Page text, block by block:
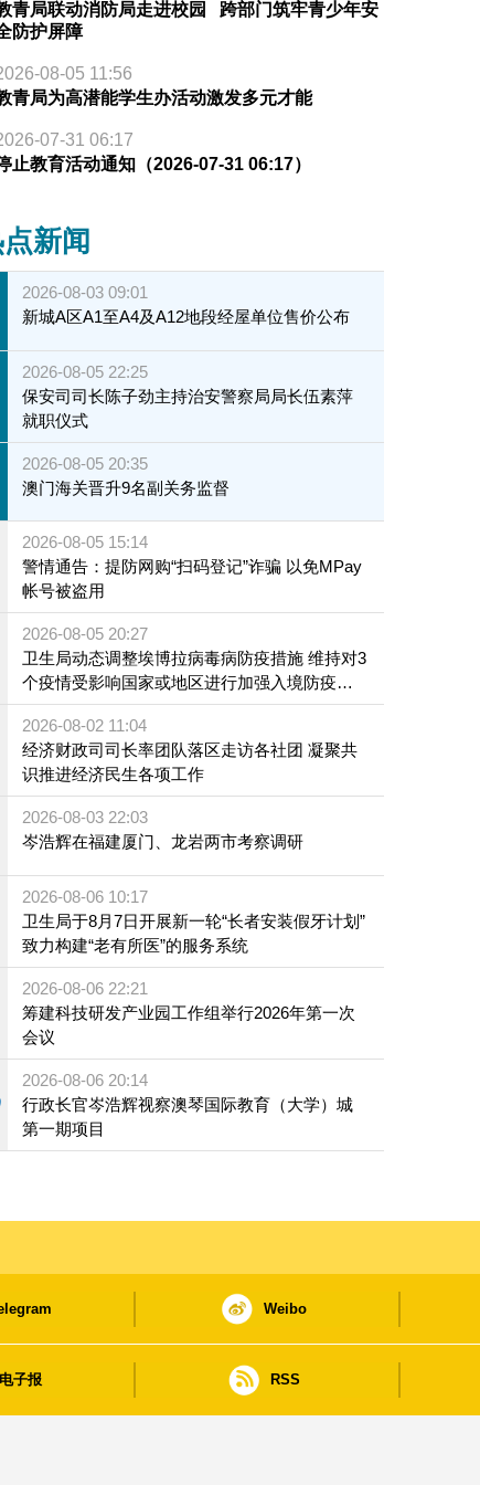
青局联动消防局走进校园 跨部门筑牢青少年安
防护屏障
08-05 11:56
青局为高潜能学生办活动激发多元才能
07-31 06:17
止教育活动通知（2026-07-31 06:17）
新闻
2026-08-03 09:01
新城A区A1至A4及A12地段经屋单位售价公布
2026-08-05 22:25
保安司司长陈子劲主持治安警察局局长伍素萍
就职仪式
2026-08-05 20:35
澳门海关晋升9名副关务监督
2026-08-05 15:14
警情通告：提防网购“扫码登记”诈骗 以免MPay
帐号被盗用
2026-08-05 20:27
卫生局动态调整埃博拉病毒病防疫措施 维持对3
个疫情受影响国家或地区进行加强入境防疫措
施
2026-08-02 11:04
经济财政司司长率团队落区走访各社团 凝聚共
识推进经济民生各项工作
2026-08-03 22:03
岑浩辉在福建厦门、龙岩两市考察调研
2026-08-06 10:17
卫生局于8月7日开展新一轮“长者安装假牙计划”
致力构建“老有所医”的服务系统
2026-08-06 22:21
筹建科技研发产业园工作组举行2026年第一次
会议
2026-08-06 20:14
行政长官岑浩辉视察澳琴国际教育（大学）城
第一期项目
Weibo
电子报 RSS